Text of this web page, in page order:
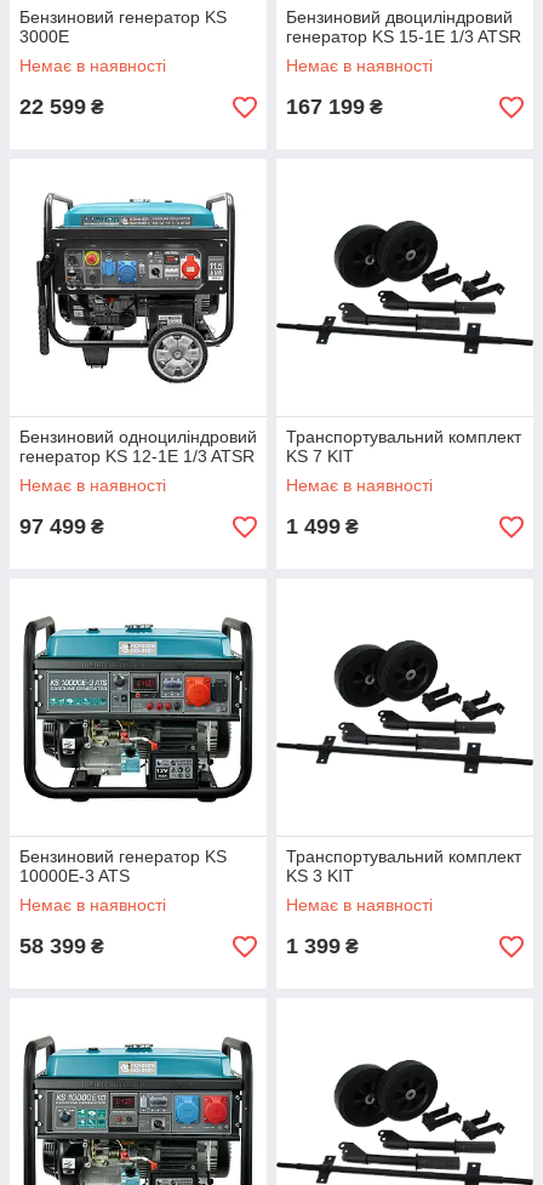
Бензиновий генератор KS
3000E
Немає в наявності
22 599 ₴
Бензиновий двоциліндровий
генератор KS 15-1E 1/3 ATSR
Немає в наявності
167 199 ₴
Бензиновий одноциліндровий
генератор KS 12-1E 1/3 ATSR
Немає в наявності
97 499 ₴
Транспортувальний комплект
KS 7 KIT
Немає в наявності
1 499 ₴
Бензиновий генератор KS
10000E-3 ATS
Немає в наявності
58 399 ₴
Транспортувальний комплект
KS 3 KIT
Немає в наявності
1 399 ₴